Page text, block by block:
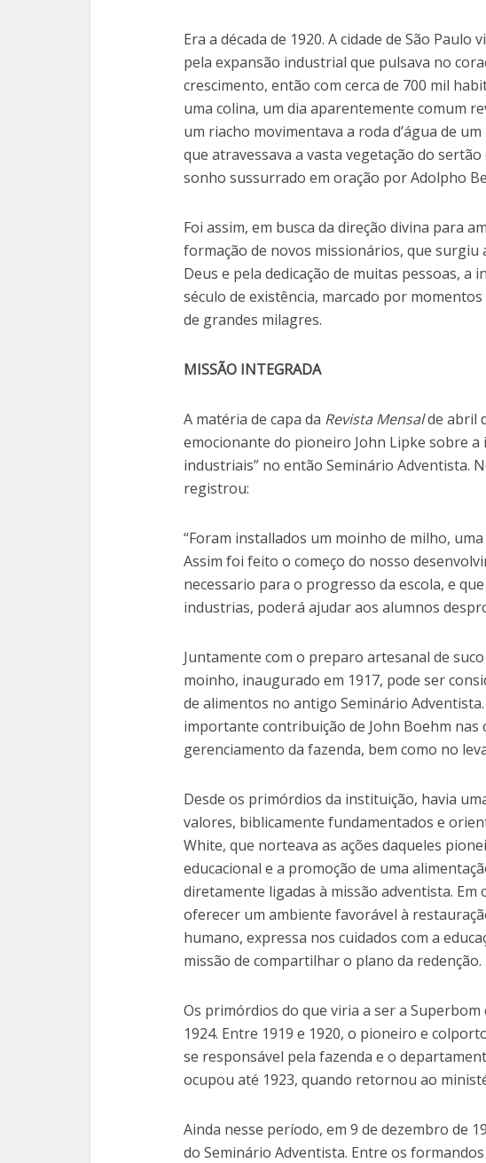
Era a década de 1920. A cidade de São
pela expansão industrial que pulsava no
crescimento, então com cerca de 700 mil
uma colina, um dia aparentemente comum
um riacho movimentava a roda d’água de
que atravessava a vasta vegetação do
sonho sussurrado em oração por Adolpho
Foi assim, em busca da direção divina para
formação de novos missionários, que surgiu
Deus e pela dedicação de muitas pessoas, a
século de existência, marcado por
de grandes milagres.
MISSÃO INTEGRADA
A matéria de capa da Revista Mensalde abril
emocionante do pioneiro John Lipke sobre a
industriais” no então Seminário Adventista.
registrou:
“Foram installados um moinho de milho,
Assim foi feito o começo do nosso
necessario para o progresso da escola, e
industrias, poderá ajudar aos alumnos
Juntamente com o preparo artesanal de
moinho, inaugurado em 1917, pode ser
de alimentos no antigo Seminário
importante contribuição de John Boehm nas
gerenciamento da fazenda, bem como no
Desde os primórdios da instituição, havia
valores, biblicamente fundamentados e
White, que norteava as ações daqueles
educacional e a promoção de uma
diretamente ligadas à missão adventista.
oferecer um ambiente favorável à
humano, expressa nos cuidados com a
missão de compartilhar o plano da redenção.
Os primórdios do que viria a ser a
1924. Entre 1919 e 1920, o pioneiro e
se responsável pela fazenda e o
ocupou até 1923, quando retornou ao
Ainda nesse período, em 9 de dezembro de
do Seminário Adventista. Entre os